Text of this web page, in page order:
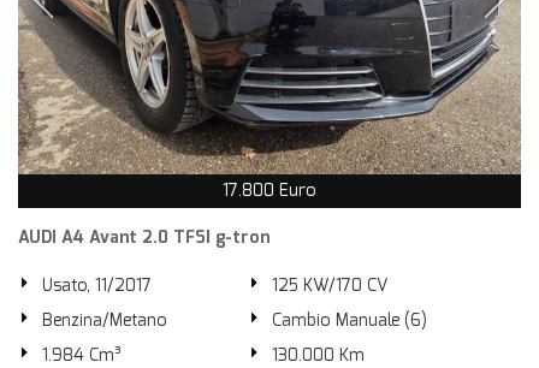
17.800 Euro
AUDI A4 Avant 2.0 TFSI g-tron
Usato, 11/2017
125 KW/170 CV
Benzina/Metano
Cambio Manuale (6)
1.984 Cm³
130.000 Km